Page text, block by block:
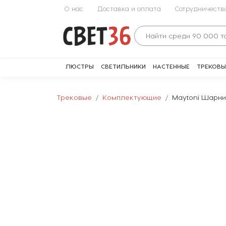
О нас Доставка и оплата
ЛЮСТРЫ СВЕТИЛЬНИКИ НАСТЕННЫЕ
Трековые Комплектующие Maytoni